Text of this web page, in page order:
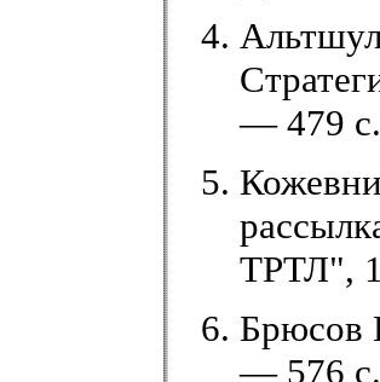
— 479 с.
ТРТЛ",
Брюсов
— 576 с.